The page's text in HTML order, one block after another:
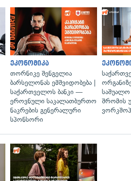
ეკონომიკა
თორნიკე შენგელია
ბარსელონას ემშვიდობება |
საქართველოს ბანკი —
ეროვნული საკალათბურთო
ნაკრების გენერალური
სპონსორი
საშუალო
შრომის